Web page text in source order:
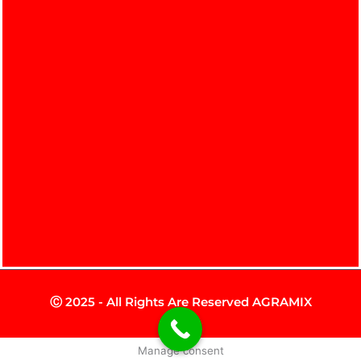
Ⓒ 2025 - All Rights Are Reserved AGRAMIX
Manage consent